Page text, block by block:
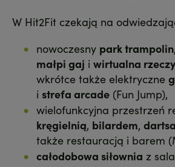
W Hit2Fit czekają na
nowoczesny park trampolin
małpi gaj i wirtualna
wkrótce także elektryczne
i strefa arcade (Fun Jump),
wielofunkcyjna przestrzeń
kręgielnią, bilardem,
także restauracją i barem
całodobowa siłownia z